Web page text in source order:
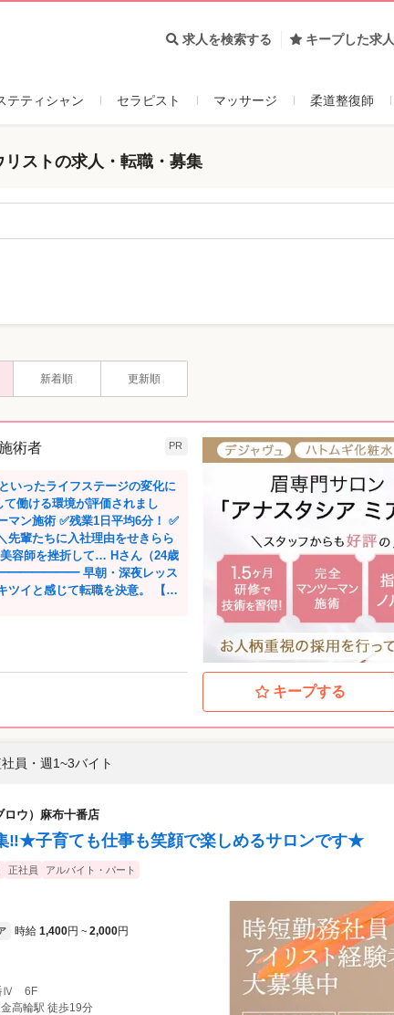
求人を検索する キープした求人
テティシャン セラピスト マッサージ 柔道整復師
ストの求人・転職・募集
新着順 更新順
術者 PR
いったライフステージの変化に
働ける環境が評価されまし
を挫折して… Hさん（24歳
早朝・深夜レッス
ツイと感じて転職を決意。 【安
うになって、前よりも自分を
皮膚が弱く水仕
師免許を活かせる仕事を探し
裕を大切にし、長く働ける場所
と育児を両立し時短勤務をして
てくれる会社です。
キープする
員・週1~3バイト
ウ）麻布十番店
‼★子育ても仕事も笑顔で楽しめるサロンです★
正社員 アルバイト・パート
時給 1,400円 ~ 2,000円
Ⅳ 6F
高輪駅 徒歩19分